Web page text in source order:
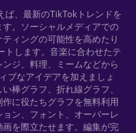
ば、最新のTikTokトレンドを
。ソーシャルメディアでの
ィングの可能性を高めたり
トします。音楽に合わせたテ
ジ、料理、ミームなどから
ブなアイデアを加えましょ
棒グラフ、折れ線グラフ、
に役たちグラフを無料利用
ン、フォント、オーバーレ
を際立たせます。編集が完